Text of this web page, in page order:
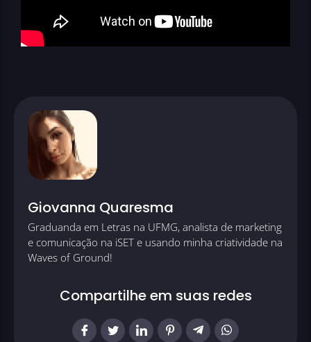
Giovanna Quaresma
Graduanda em Letras na UFMG, analista de marketing
e comunicação na iSET e usando minha criatividade na
Waves of Ground!
Compartilhe em suas redes